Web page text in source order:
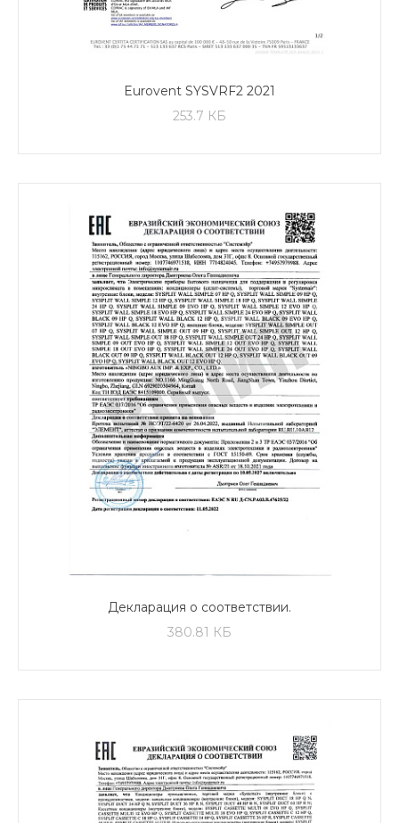
Eurovent SYSVRF2 2021
253.7 КБ
Декларация о соответствии.
Кондиционеры бытовыее
380.81 КБ